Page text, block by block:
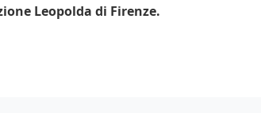
Leopolda di Firenze.